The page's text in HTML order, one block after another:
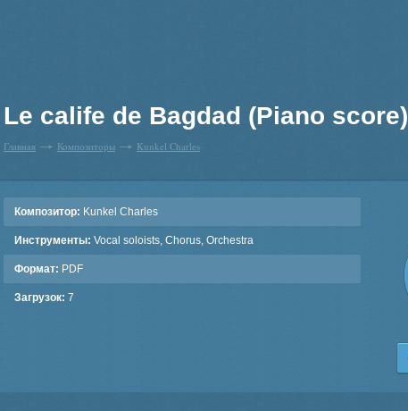
Le calife de Bagdad (Piano score)
Главная Композиторы Kunkel Charles
Композитор: Kunkel Charles
Инструменты: Vocal soloists, Chorus, Orchestra
Формат: PDF
Загрузок: 7